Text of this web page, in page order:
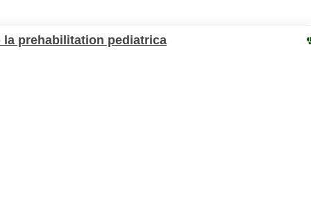
la prehabilitation pediatrica